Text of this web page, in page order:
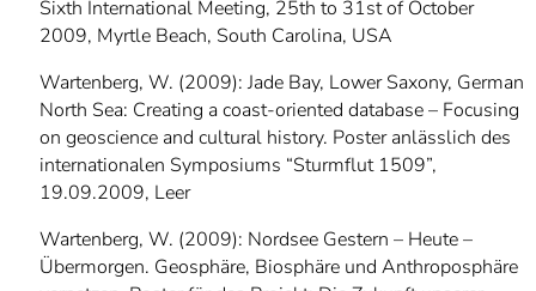
Sixth International Meeting, 25th to 31st of October
2009, Myrtle Beach, South Carolina, USA
Wartenberg, W. (2009): Jade Bay, Lower Saxony, German
North Sea: Creating a coast-oriented database – Focusing
on geoscience and cultural history. Poster anlässlich des
internationalen Symposiums “Sturmflut 1509”,
19.09.2009, Leer
Wartenberg, W. (2009): Nordsee Gestern – Heute –
Übermorgen. Geosphäre, Biosphäre und Anthroposphäre